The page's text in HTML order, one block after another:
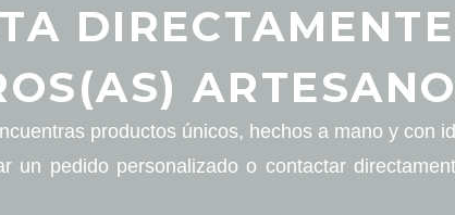
productos únicos, hechos a mano y con
un pedido personalizado o contactar